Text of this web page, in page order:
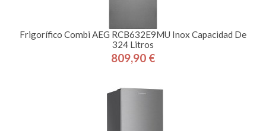
Frigorífico Combi AEG RCB632E9MU Inox Capacidad De
324 Litros
Precio
809,90 €